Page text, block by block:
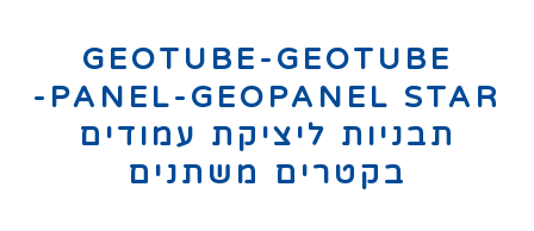
GEOTUBE-GEOTUBE
PANEL-GEOPANEL STAR-
תבניות ליציקת עמודים
בקטרים משתנים